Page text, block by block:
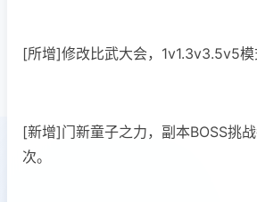
[所增]修改比武大会，1v1.3v3.5v5
[新增]门新童子之力，副本BOSS挑
次。